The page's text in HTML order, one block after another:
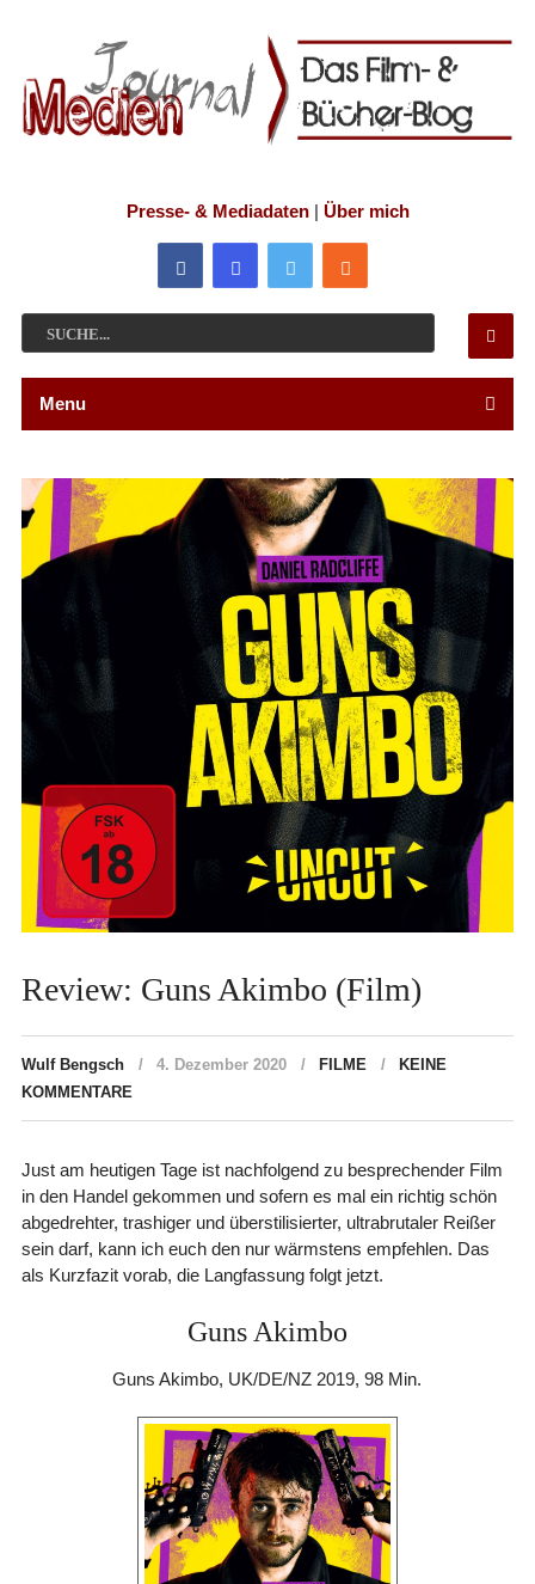
Presse- & Mediadaten| Über mich
Menu
Review: Guns Akimbo (Film)
Wulf Bengsch 4. Dezember 2020 FILME
KEINE
KOMMENTARE
Just am heutigen Tage ist nachfolgend zu besprechender Film
in den Handel gekommen und sofern es mal ein richtig schön
abgedrehter, trashiger und überstilisierter, ultrabrutaler Reißer
sein darf, kann ich euch den nur wärmstens empfehlen. Das
als Kurzfazit vorab, die Langfassung folgt jetzt.
Guns Akimbo
Guns Akimbo, UK/DE/NZ 2019, 98 Min.